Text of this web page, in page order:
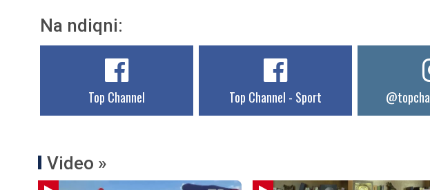
Na ndiqni:
Top Channel Top Channel - Sport
Video »